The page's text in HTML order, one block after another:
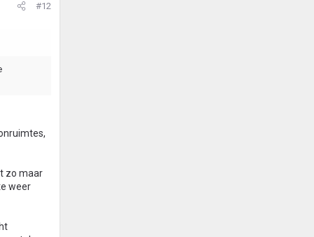
#12
zo maar
weer